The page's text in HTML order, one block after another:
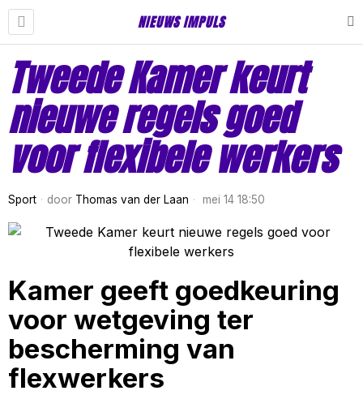
NIEUWS IMPULS
Tweede Kamer keurt
nieuwe regels goed
voor flexibele werkers
Sport door Thomas van der Laan mei 14 18:50
Kamer geeft goedkeuring
voor wetgeving ter
bescherming van
flexwerkers